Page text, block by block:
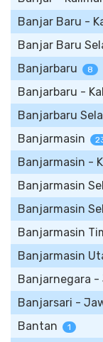
Banjar Baru -
Banjar Baru
Banjarbaru 8
Banjarbaru -
Banjarbaru
Banjarmasin
Banjarmasin -
Banjarmasin
Banjarmasin
Banjarmasin
Banjarmasin
Banjarnegara -
Banjarsari -
Bantan 1